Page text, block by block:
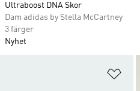
Ultraboost DNA Skor
Dam adidas by Stella McCartney
3 färger
Nyhet